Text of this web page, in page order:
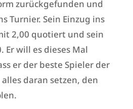
zurückgefunden und
Turnier. Sein Einzug ins
2,00 quotiert und sein
Er will es dieses Mal
er der beste Spieler der
daran setzen, den